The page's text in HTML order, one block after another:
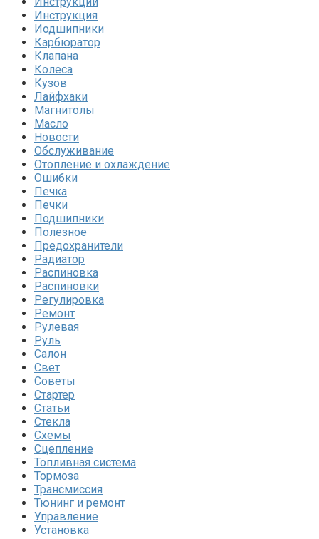
Инструкция
Иодшипники
Карбюратор
Клапана
Колеса
Кузов
Лайфхаки
Магнитолы
Масло
Новости
Обслуживание
Отопление и охлаждение
Ошибки
Печка
Печки
Подшипники
Полезное
Предохранители
Радиатор
Распиновка
Распиновки
Регулировка
Ремонт
Рулевая
Руль
Салон
Свет
Советы
Стартер
Статьи
Стекла
Схемы
Сцепление
Топливная система
Тормоза
Трансмиссия
Тюнинг и ремонт
Управление
Установка